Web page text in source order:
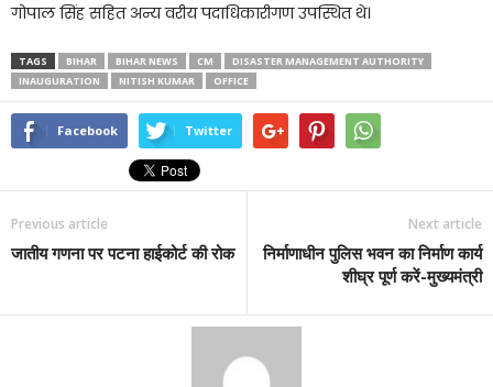
गोपाल सिंह सहित अन्य वरीय पदाधिकारीगण उपस्थित थे।
TAGS BIHAR BIHAR NEWS CM
DISASTER MANAGEMENT AUTHORITY
INAUGURATION
NITISH KUMAR OFFICE
Facebook Twitter
Previous article
जातीय गणना पर पटना हाईकोर्ट की रोक
Next article
निर्माणाधीन पुलिस भवन का निर्माण कार्य
शीघ्र पूर्ण करें-मुख्यमंत्री